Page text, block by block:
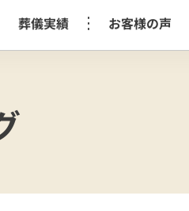
龍ケ崎市
葬
葬儀実績 お客様の声
い